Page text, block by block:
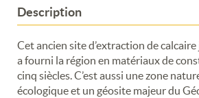
Description
Cet ancien site d’extraction de
a fourni la région en matériaux de
cinq siècles. C’est aussi une zone
écologique et un géosite majeur du